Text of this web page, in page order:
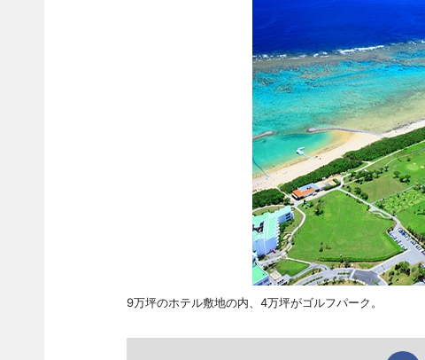
9万坪のホテル敷地の内、4万坪がゴルフパーク。